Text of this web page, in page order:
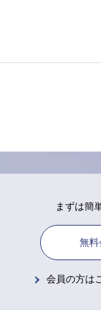
まずは簡
無料
会員の方は